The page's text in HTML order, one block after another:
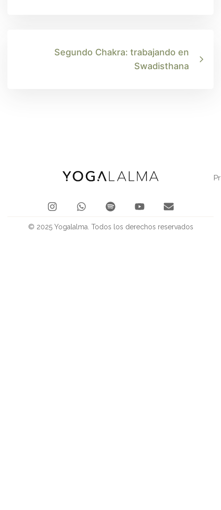
Segundo Chakra: trabajando en
Swadisthana
© 2025 Yogalalma. Todos los derechos reservados